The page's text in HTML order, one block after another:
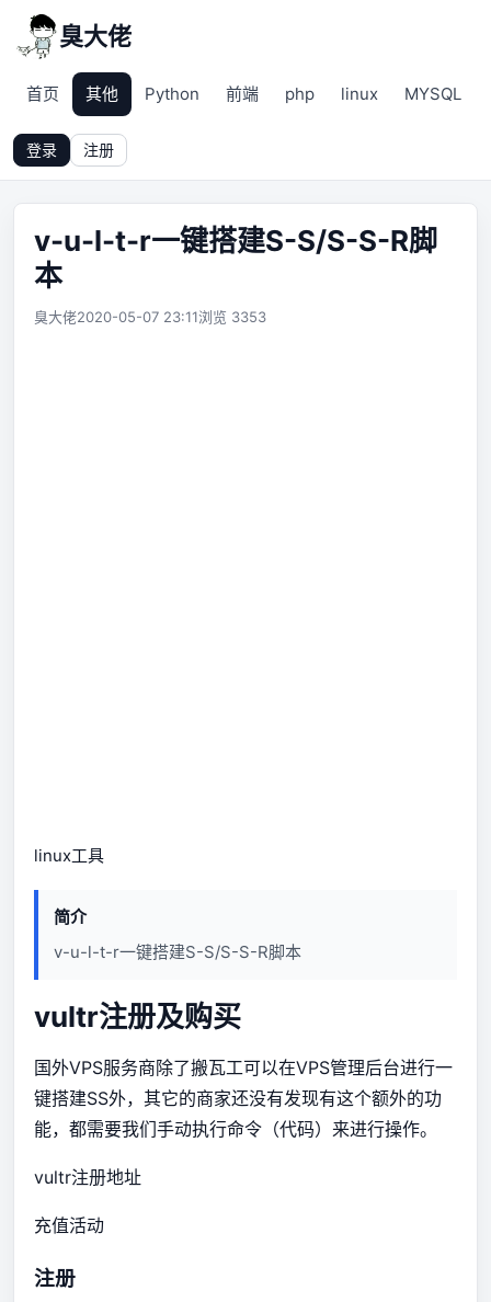
臭大佬
首页 其他 Python 前端 php linux MYSQL
登录 注册
v-u-l-t-r一键搭建S-S/S-S-R脚
本
臭大佬2020-05-07 23:11浏览 3353
linux工具
简介
v-u-l-t-r一键搭建S-S/S-S-R脚本
vultr注册及购买
国外VPS服务商除了搬瓦工可以在VPS管理后台进行一
键搭建SS外，其它的商家还没有发现有这个额外的功
能，都需要我们手动执行命令（代码）来进行操作。
vultr注册地址
充值活动
注册